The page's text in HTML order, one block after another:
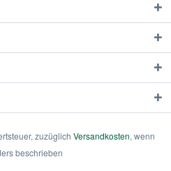
zuzüglich Versandkosten, wenn
beschrieben